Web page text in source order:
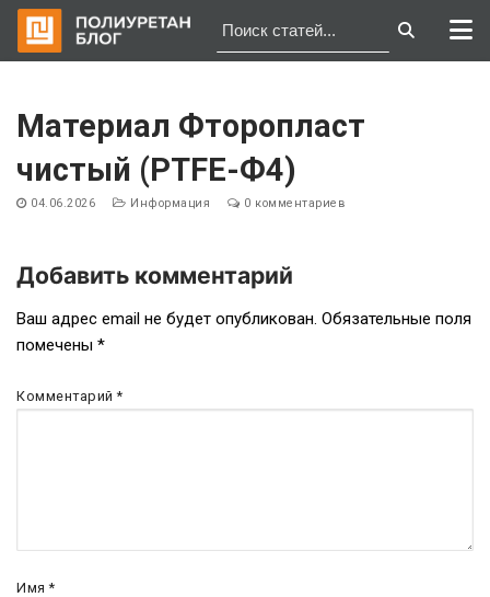
содержимому
Материал Фторопласт
чистый (PTFE-Ф4)
04.06.2026 Информация 0 комментариев
Навигация
по
записям
Добавить комментарий
Ваш адрес email не будет опубликован. Обязательные поля
помечены *
Комментарий*
Имя*